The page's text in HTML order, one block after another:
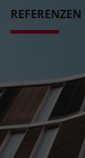
REFERENZEN